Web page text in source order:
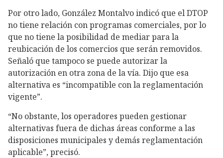
Por otro lado, González Montalvo indicó que el DTOP
no tiene relación con programas comerciales, por lo
que no tiene la posibilidad de mediar para la
reubicación de los comercios que serán removidos.
Señaló que tampoco se puede autorizar la
autorización en otra zona de la vía. Dijo que esa
alternativa es “incompatible con la reglamentación
vigente”.
“No obstante, los operadores pueden gestionar
alternativas fuera de dichas áreas conforme a las
disposiciones municipales y demás reglamentación
aplicable”, precisó.